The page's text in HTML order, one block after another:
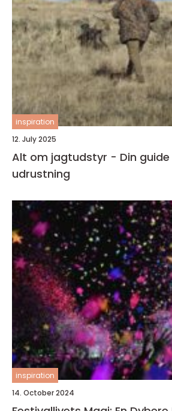
inspiration
12. July 2025
Alt om jagtudstyr - Din
udrustning
inspiration
14. October 2024